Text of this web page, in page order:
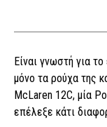
Είναι γνωστή για
μόνο τα ρούχα της
McLaren 12C, μία
επέλεξε κάτι